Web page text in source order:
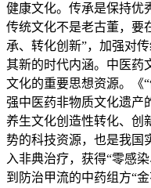
健康文化。传承是保持优
传统文化不是老古董，要
承、转化创新”，加强对
其新的时代内涵。中医药
文化的重要思想资源。《
强中医药非物质文化遗产
养生文化创造性转化、创
势的科技资源，也是我国
入非典治疗，获得“零感
到防治甲流的中药组方“